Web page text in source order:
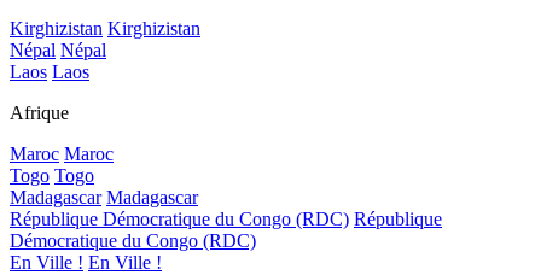
Kirghizistan Kirghizistan
Népal Népal
Laos Laos
Afrique
Maroc Maroc
Togo Togo
Madagascar Madagascar
République Démocratique du Congo (RDC) République
Démocratique du Congo (RDC)
En Ville ! En Ville !